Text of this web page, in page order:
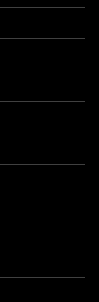
ね（笑）。
「フォーサイ
きのことで
」とおっし
。彼らを引
ようと考え
りは「精神
しい精神。
塩野さんのデ
って。まず
見から自由
なんです。